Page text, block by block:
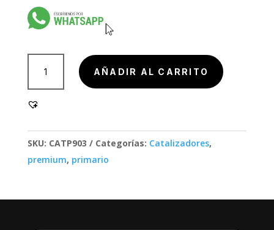
cantidad
AÑADIR AL CARRITO
SKU: CATP903 Categorías: Catalizadores,
premium, primario